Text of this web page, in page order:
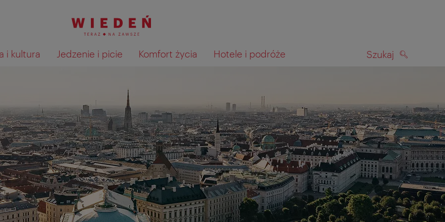
i kultura Jedzenie i picie Komfort życia Hotele i podróże Szukaj